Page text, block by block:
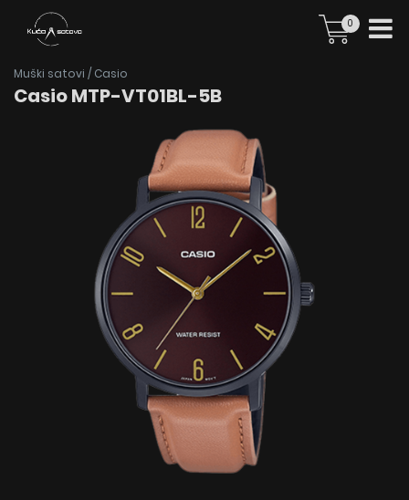
0
Muški satovi / Casio
Casio MTP-VT01BL-5B